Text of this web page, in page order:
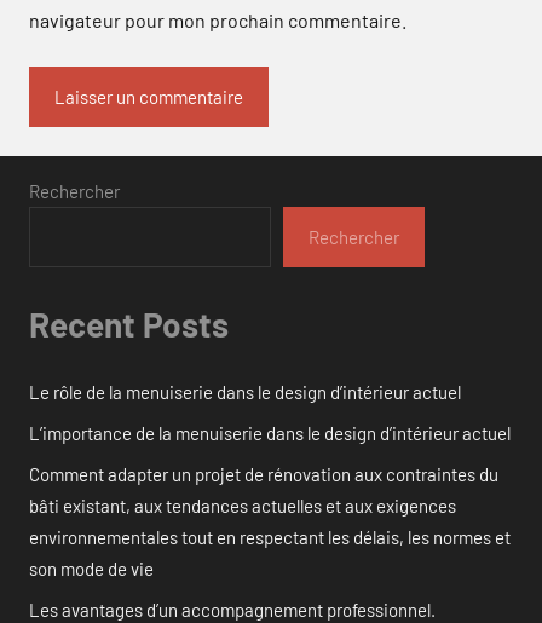
navigateur pour mon prochain commentaire.
Rechercher
Rechercher
Recent Posts
Le rôle de la menuiserie dans le design d’intérieur actuel
L’importance de la menuiserie dans le design d’intérieur actuel
Comment adapter un projet de rénovation aux contraintes du
bâti existant, aux tendances actuelles et aux exigences
environnementales tout en respectant les délais, les normes et
son mode de vie
Les avantages d’un accompagnement professionnel.